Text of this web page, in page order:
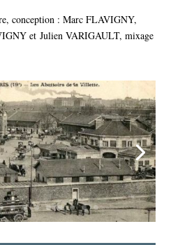
conception : Marc FLAVIGNY,
et Julien VARIGAULT, mixage